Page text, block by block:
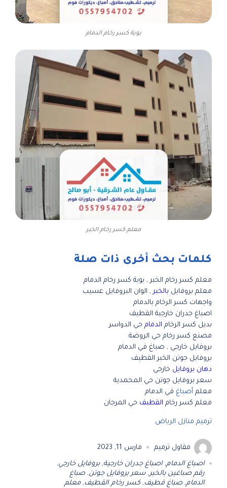
بوية كسر رخام الدمام
معلم كسر رخام الخبر
كلمات بحث أخرى ذات صلة
معلم كسر رخام الخبر , بوية كسر رخام الدمام
معلم بروفايل بالخبر , الوان البروفايل عسيب
واجهات كسر الرخام بالدمام
اصباغ جدران خارجية القطيف
بديل كسر الرخام الدمام حي الدواسر
مصنع كسر رخام حي الروضة
بروفايل خارجي , صباغ في الدمام
بروفايل جوتن الخبر القطيف
دهان بروفايل خارجي
سعر بروفايل جوتن حي المحمدية
معلم أصباغ في الدمام
معلم كسر رخام القطيف حي المرجان
ترميم منازل الرياض
مقاول ترميم مارس 11, 2023
اصباغ الدمام,اصباغ جدران خارجية,بروفايل خارجي,
رقم صباغين بالخبر , سعر بروفايل جوتن, صباغ
الدمام, صباغ قطيف , كسر رخام القطيف ,معلم